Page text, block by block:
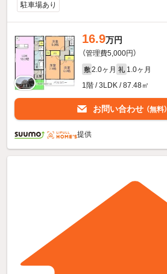
駐車場あり
16.9万円
（管理費5,000円）
敷 2.0ヶ月 礼 1.0ヶ月
1階 / 3LDK / 87.48㎡
お問い合わせ （無料）
提供